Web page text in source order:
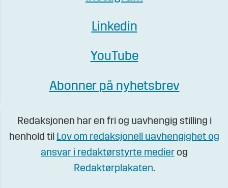
Linkedin
YouTube
Abonner på nyhetsbrev
Redaksjonen har en fri og uavhengig stilling i
henhold til Lov om redaksjonell uavhengighet og
ansvar i redaktørstyrte medier og
Redaktørplakaten.